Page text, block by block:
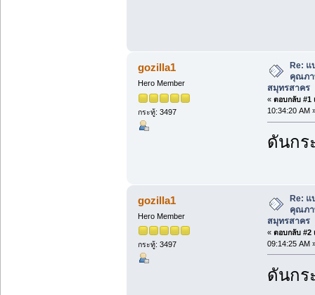
gozilla1
Hero Member
กระทู้: 3497
Re:
คุณภา
สมุทรสาคร
« ตอบกลับ #1
10:34:20 AM
ดันก
gozilla1
Hero Member
กระทู้: 3497
Re: แ
คุณภา
สมุทรสาคร
« ตอบกลับ #2
09:14:25 AM
ดันก